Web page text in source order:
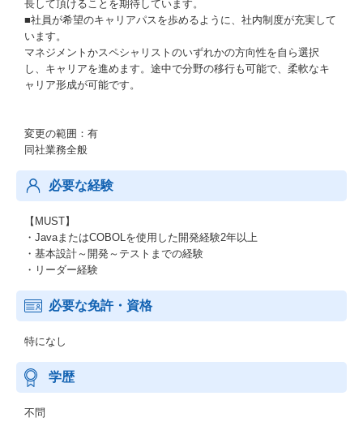
長して頂けることを期待しています。
■社員が希望のキャリアパスを歩めるように、社内制度が充実して
います。
マネジメントかスペシャリストのいずれかの方向性を自ら選択
し、キャリアを進めます。途中で分野の移行も可能で、柔軟なキ
ャリア形成が可能です。
変更の範囲：有
同社業務全般
必要な経験
【MUST】
・JavaまたはCOBOLを使用した開発経験2年以上
・基本設計～開発～テストまでの経験
・リーダー経験
必要な免許・資格
特になし
学歴
不問